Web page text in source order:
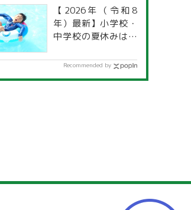
【2026年（令和8
年）最新】小学校・
中学校の夏休みはい
道府県別「夏季休暇
Recommended by